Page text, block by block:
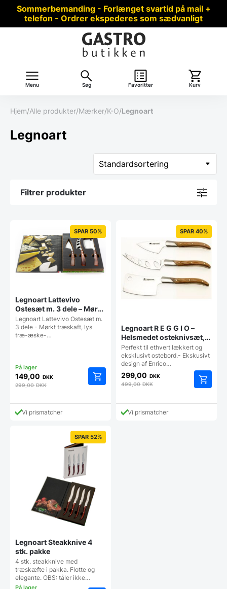
Sommerbemanding - Forlænget svartid på mail +
telefon - Ordrer ekspederes som sædvanligt
Menu Søg Favoritter Kurv
Hjem/Alle produkter/Mærker/K-O/Legnoart
Legnoart
Filtrer produkter
SPAR 50%
Legnoart Lattevivo
Ostesæt m. 3 dele – Mørkt
træskaft, lys træ-æske
Legnoart Lattevivo Ostesæt m.
3 dele - Mørkt træskaft, lys
træ-æske-…
149,00 DKK
299,00DKK
Vi prismatcher
SPAR 40%
Legnoart R E G G I O –
Helsmedet osteknivsæt,
LYST TRÆ
Perfekt til ethvert lækkert og
eksklusivt ostebord.- Ekskusivt
design af Enrico…
299,00 DKK
499,00DKK
Vi prismatcher
SPAR 52%
Legnoart Steakknive 4
stk. pakke
4 stk. steakknive med
træskæfte i pakka. Flotte og
elegante. OBS: tåler ikke…